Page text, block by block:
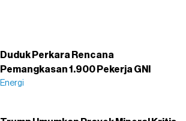
Duduk Perkara Rencana
Pemangkasan 1.900 Pekerja GNI
Energi